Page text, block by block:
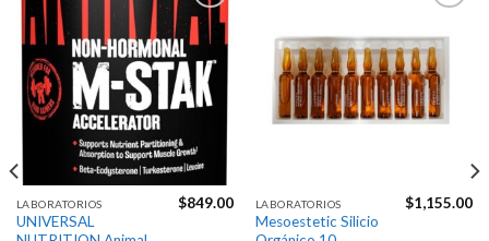
Agregar
a la
Lista de
deseos
LABORATORIOS
UNIVERSAL
$849.00
a la
Lista de
deseos
LABORATORIOS
Mesoestetic Silicio
$1,155.00